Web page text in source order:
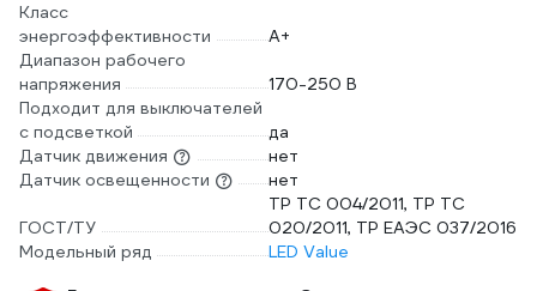
Класс
энергоэффективности
A+
Диапазон рабочего
напряжения
170-250 В
Подходит для выключателей
с подсветкой
да
Датчик движения
нет
Датчик освещенности
нет
ГОСТ/ТУ
ТР ТС 004/2011, ТР ТС
020/2011, ТР ЕАЭС 037/2016
Модельный ряд
LED Value